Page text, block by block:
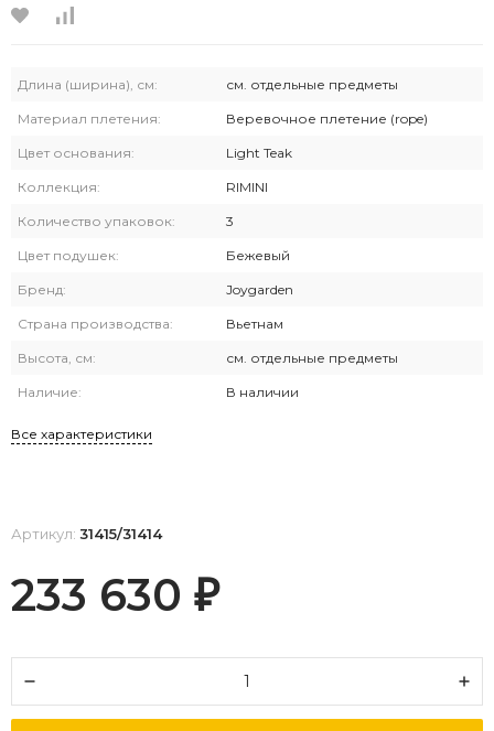
Длина (ширина), см: см. отдельные предметы
Материал плетения: Веревочное плетение (rope)
Цвет основания: Light Teak
Коллекция: RIMINI
Количество упаковок: 3
Цвет подушек: Бежевый
Бренд: Joygarden
Страна производства: Вьетнам
Высота, см: см. отдельные предметы
Наличие: В наличии
Все характеристики
Артикул: 31415/31414
233 630 ₽